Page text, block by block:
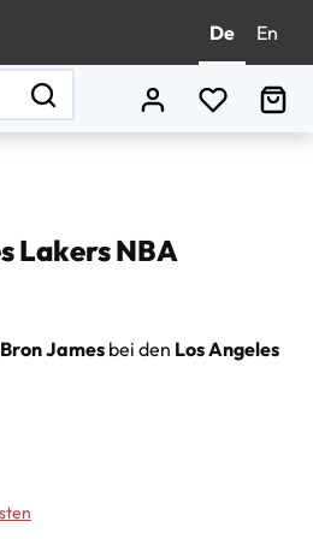
De En
Du hast
Lakers NBA
Jamesbei den Los Angeles